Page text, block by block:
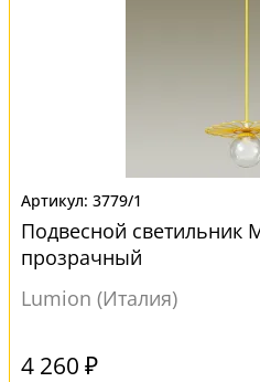
3779/1
Подвесной светильник
прозрачный
Lumion (Италия)
4 260 ₽